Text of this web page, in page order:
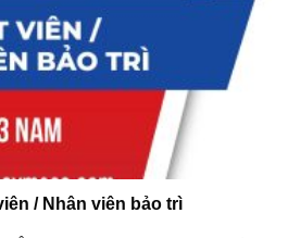
/ Nhân viên bảo trì